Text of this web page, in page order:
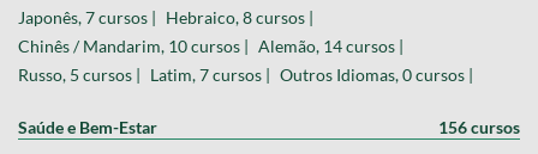
Japonês, 7 cursos | Hebraico, 8 cursos |
Chinês / Mandarim, 10 cursos | Alemão, 14 cursos |
Russo, 5 cursos | Latim, 7 cursos | Outros Idiomas, 0 cursos |
Saúde e Bem-Estar 156 cursos